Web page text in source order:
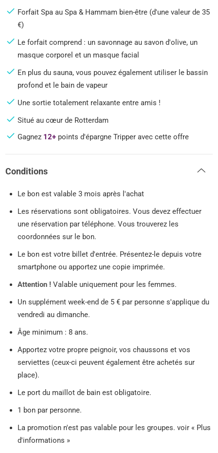
Forfait Spa au Spa & Hammam bien-être (d'une valeur de 35
€)
Le forfait comprend : un savonnage au savon d'olive, un
masque corporel et un masque facial
En plus du sauna, vous pouvez également utiliser le bassin
profond et le bain de vapeur
Une sortie totalement relaxante entre amis !
Situé au cœur de Rotterdam
Gagnez 12+ points d'épargne Tripper avec cette offre
Conditions
Le bon est valable 3 mois après l'achat
Les réservations sont obligatoires. Vous devez effectuer
une réservation par téléphone. Vous trouverez les
coordonnées sur le bon.
Le bon est votre billet d'entrée. Présentez-le depuis votre
smartphone ou apportez une copie imprimée.
Attention ! Valable uniquement pour les femmes.
Un supplément week-end de 5 € par personne s'applique du
vendredi au dimanche.
Âge minimum : 8 ans.
Apportez votre propre peignoir, vos chaussons et vos
serviettes (ceux-ci peuvent également être achetés sur
place).
Le port du maillot de bain est obligatoire.
1 bon par personne.
La promotion n'est pas valable pour les groupes. voir « Plus
d'informations »